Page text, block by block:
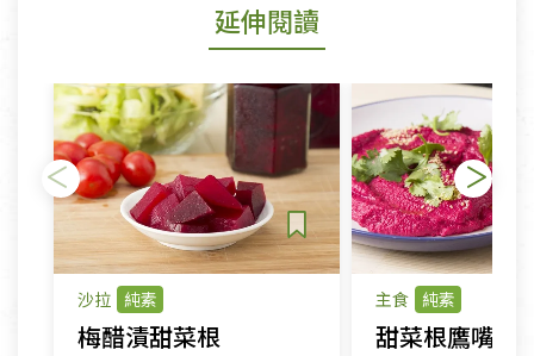
延伸閱讀
沙拉 純素
梅醋漬甜菜根
主食 純素
甜菜根鷹嘴豆